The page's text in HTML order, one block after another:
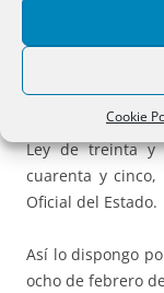
Cookie
Se aprueba la
y se autoriza
cumplimiento
adicional de la
novecientos
Ley de treinta y
cuarenta y
Oficial del Estado.
Así lo dispongo
ocho de febrero